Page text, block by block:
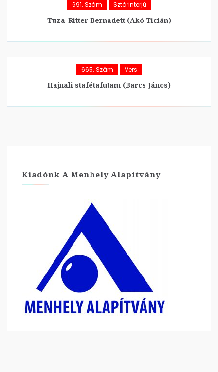
691. Szám Sztárinterjú
Tuza-Ritter Bernadett (Akó Tícián)
665. Szám Vers
Hajnali stafétafutam (Barcs János)
Kiadónk A Menhely Alapítvány